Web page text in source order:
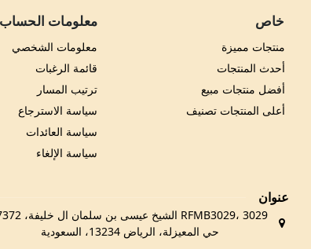
خاص
منتجات مميزة
أحدث المنتجات
أفضل منتجات مبيع
أعلى المنتجات تصنيف
معلومات
معلومات الشخصي
قائمة الرغبات
ترتيب المسار
سياسة الاسترجاع
سياسة العائدات
سياسة الإلغاء
عنوان
حي المعيزلة، الرياض 13234، السعودية